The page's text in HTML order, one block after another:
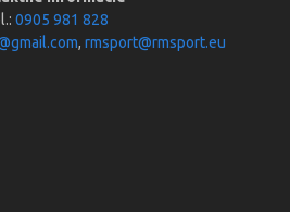
0905 981 828
,rmsport@rmsport.eu